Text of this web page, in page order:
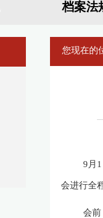
档案法
您现在的
9月
会进行全
会